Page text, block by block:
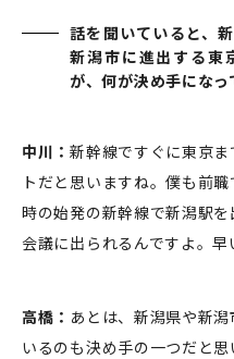
話を聞いていると、
新潟市に進出する東
が、何が決め手になっ
中川：新幹線ですぐに東京
トだと思いますね。僕も前
時の始発の新幹線で新潟駅
会議に出られるんですよ。早
高橋： あとは、新潟県や新
いるのも決め手の一つだと